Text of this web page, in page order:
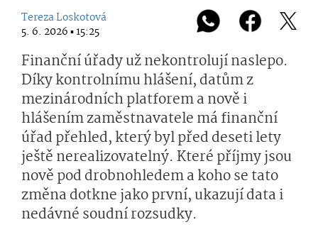
Tereza Loskotová
5. 6. 2026 ▪ 15:25
Finanční úřady už nekontrolují naslepo.
Díky kontrolnímu hlášení, datům z
mezinárodních platforem a nově i
hlášením zaměstnavatele má finanční
úřad přehled, který byl před deseti lety
ještě nerealizovatelný. Které příjmy jsou
nově pod drobnohledem a koho se tato
změna dotkne jako první, ukazují data i
nedávné soudní rozsudky.